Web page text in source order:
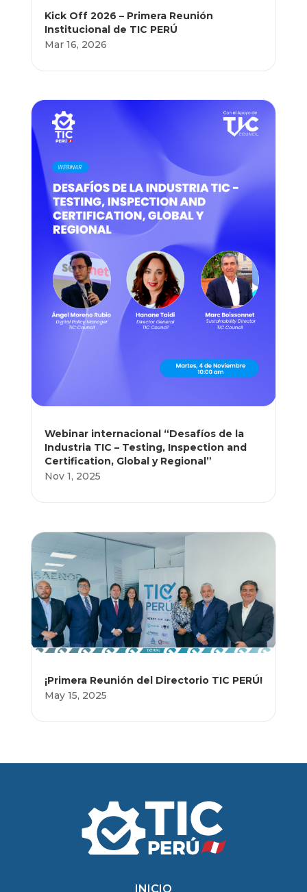
Kick Off 2026 – Primera Reunión
Institucional de TIC PERÚ
Mar 16, 2026
Webinar internacional “Desafíos de la
Industria TIC – Testing, Inspection and
Certification, Global y Regional”
Nov 1, 2025
¡Primera Reunión del Directorio TIC PERÚ!
May 15, 2025
INICIO